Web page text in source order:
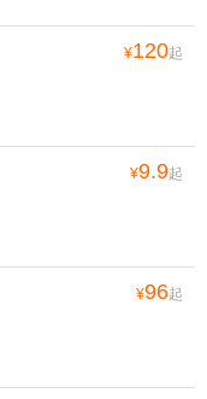
¥120起
¥9.9起
¥96起